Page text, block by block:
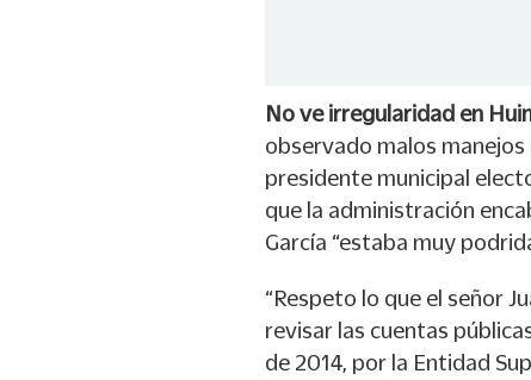
No ve irregularidad en
observado malos manejos
presidente municipal
que la administración
García “estaba muy
“Respeto lo que el señor
revisar las cuentas
de 2014, por la Entidad